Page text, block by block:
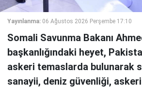
Yayınlanma: 06 Ağustos 2026 Perşembe 17:10
Somali Savunma Bakanı
başkanlığındaki heyet,
askeri temaslarda bulunarak
sanayii, deniz güvenliği,